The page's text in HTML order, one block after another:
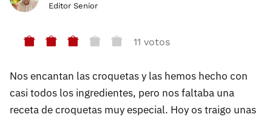
Editor Senior
11 votos
Nos encantan las croquetas y las hemos hecho con
casi todos los ingredientes, pero nos faltaba una
receta de croquetas muy especial. Hoy os traigo unas